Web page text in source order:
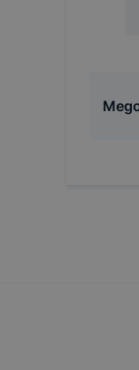
felhasználói